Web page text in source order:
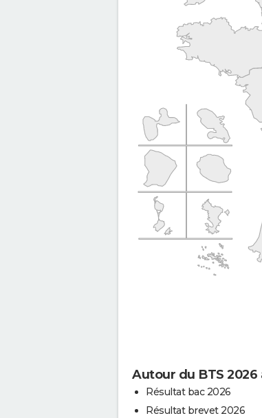
Autour du BTS
Résultat bac 2026
Résultat brevet 2026